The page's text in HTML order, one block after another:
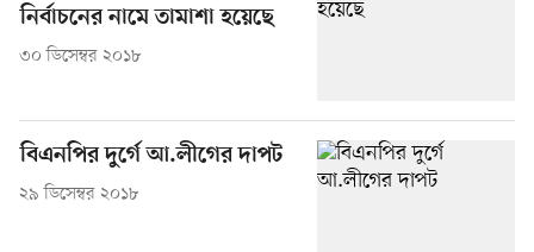
নির্বাচনের নামে তামাশা হয়েছে
৩০ ডিসেম্বর ২০১৮
বিএনপির দুর্গে আ.লীগের দাপট
২৯ ডিসেম্বর ২০১৮